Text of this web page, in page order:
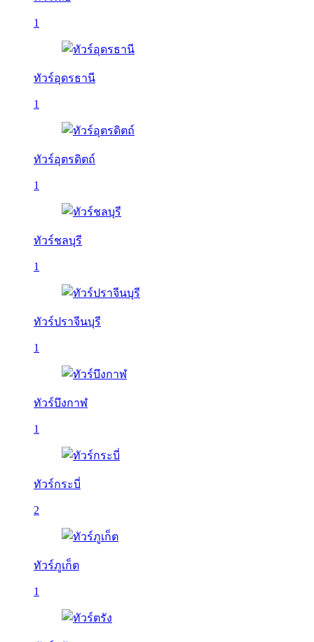
1
ทัวร์อุดรธานี
1
ทัวร์อุตรดิตถ์
1
ทัวร์ชลบุรี
1
ทัวร์ปราจีนบุรี
1
ทัวร์บึงกาฬ
1
ทัวร์กระบี่
2
ทัวร์ภูเก็ต
1